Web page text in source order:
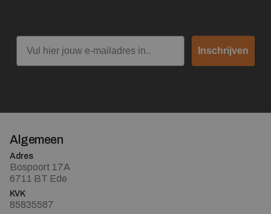
Email
Inschrijven
Algemeen
Adres
Bospoort 17A
6711 BT Ede
KVK
85835587